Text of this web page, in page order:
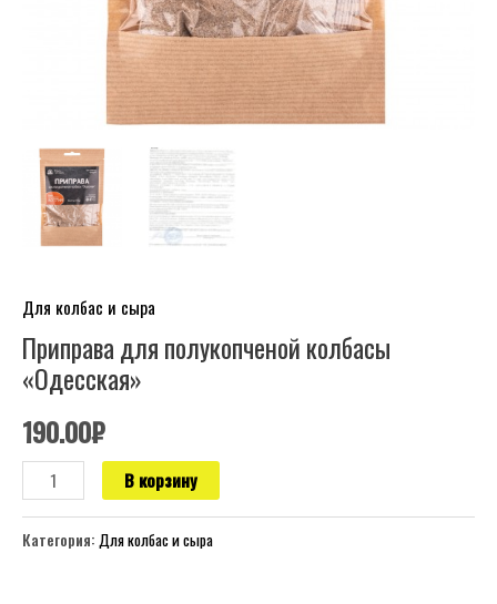
Для колбас и сыра
Приправа для полукопченой колбасы
«Одесская»
190.00₽
В корзину
Категория: Для колбас и сыра